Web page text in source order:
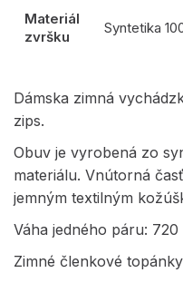
Materiál
zvršku
Syntetika
Dámska zimná
zips.
Obuv je vyrobená zo
materiálu. Vnútorná
jemným textilným
Váha jedného páru: 720
Zimné členkové